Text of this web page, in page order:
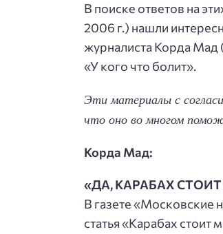
В поиске ответов на
2006 г.) нашли
журналиста Корда Мад
«У кого что болит».
Эти материалы с
что оно во многом
Корда Мад:
«ДА, КАРАБАХ
В газете «Московские
статья «Карабах